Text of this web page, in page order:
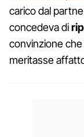
carico dal
concedeva di
convinzione che
meritasse